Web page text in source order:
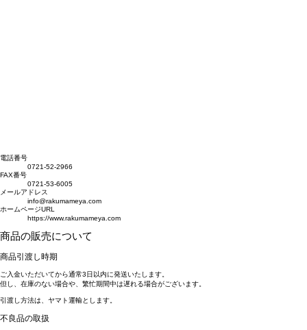
電話番号
0721-52-2966
FAX番号
0721-53-6005
メールアドレス
info@rakumameya.com
ホームページURL
https://www.rakumameya.com
商品の販売について
商品引渡し時期
ご入金いただいてから通常3日以内に発送いたします。
但し、在庫のない場合や、繁忙期間中は遅れる場合がございます。
引渡し方法は、ヤマト運輸とします。
不良品の取扱